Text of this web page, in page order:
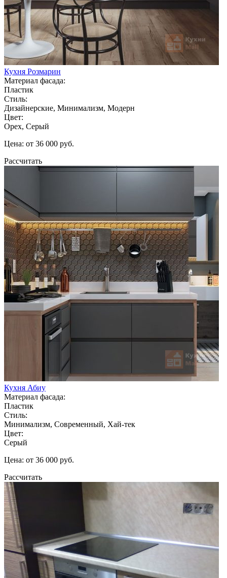
Кухня Розмарин
Материал фасада:
Пластик
Стиль:
Дизайнерские, Минимализм, Модерн
Цвет:
Орех, Серый
Цена: от 36 000 руб.
Рассчитать
Кухня Абиу
Материал фасада:
Пластик
Стиль:
Минимализм, Современный, Хай-тек
Цвет:
Серый
Цена: от 36 000 руб.
Рассчитать